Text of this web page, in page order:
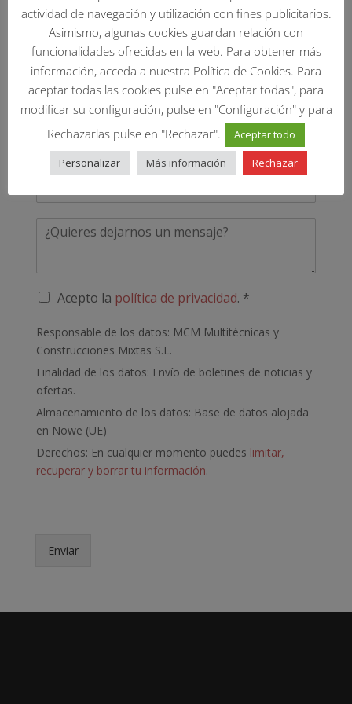
Contacta con nosotros
N
o
l
h
e
n
t
r
i
o
P
l
í
t
i
c
a
d
e
p
r
*
Acepto la política de privacidad. *
Responsable de los datos: MCM Multitécnicas y
Construcciones Mixtas S.L.
Finalidad de los datos: Envío de boletines de noticias y
ofertas.
Almacenamiento de los datos: Base de datos alojada
en Nowe (UE)
Derechos: En cualquier momento puedes limitar,
recuperar y borrar tu información.
Enviar
actividad de navegación y utilización con fines publicitarios.
Asimismo, algunas cookies guardan relación con
funcionalidades ofrecidas en la web. Para obtener más
información, acceda a nuestra Política de Cookies. Para
aceptar todas las cookies pulse en "Aceptar todas", para
modificar su configuración, pulse en "Configuración" y para
Rechazarlas pulse en "Rechazar".
Aceptar todo
Personalizar
Más información Rechazar